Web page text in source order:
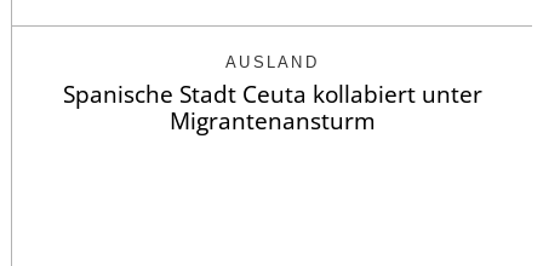
AUSLAND
Spanische Stadt Ceuta kollabiert unter
Migrantenansturm